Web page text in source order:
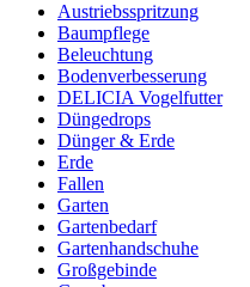
Austriebsspritzung
Baumpflege
Beleuchtung
Bodenverbesserung
DELICIA Vogelfutter
Düngedrops
Dünger & Erde
Erde
Fallen
Garten
Gartenbedarf
Gartenhandschuhe
Großgebinde